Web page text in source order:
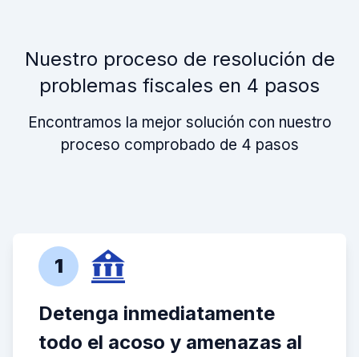
Nuestro proceso de resolución de
problemas fiscales en 4 pasos
Encontramos la mejor solución con nuestro
proceso comprobado de 4 pasos
1
Detenga inmediatamente
todo el acoso y amenazas al